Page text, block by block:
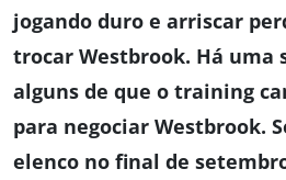
jogando duro e arriscar
trocar Westbrook. Há uma
alguns de que o training
para negociar Westbrook.
elenco no final de